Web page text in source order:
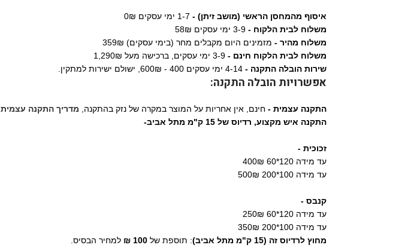
איסוף מהמחסן הראשי (מושב זיתן) -
משלוח לבית הלקוח - 3-9 ימי עסקים 58₪
משלוח מהיר - מזמינים היום מקבלים מחר (בימי עסקים) 359₪
משלוח לבית הלקוח חינם - 3-9 ימי עסקים, ברכישה מעל 1,290₪
שירות הובלה התקנה -
אפשרויות הובלה התקנה:
התקנה עצמית - חינם, אין אחריות על המוצר במקרה של נזק בהתקנה, מדריך התקנה עצמית
התקנה איש מקצוע, רדיוס של 15 ק"מ מתל אביב-
זכוכית -
עד מידה 120*60 400₪
עד מידה 100*200 500₪
קנבס -
עד מידה 120*60 250₪
עד מידה 100*200 350₪
מחוץ לרדיוס זה (15 ק"מ מתל אביב)
: תוספת של 100 ₪ למחיר הבסיס.